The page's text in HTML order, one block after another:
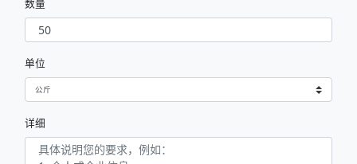
数量
单位
详细